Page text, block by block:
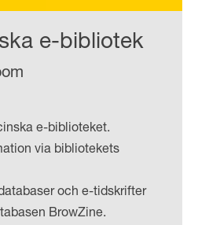
e-bibliotek
e-biblioteket.
via bibliotekets
och e-tidskrifter
BrowZine.